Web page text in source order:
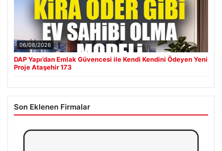
06/08/2026
DAP Yapı’dan Emlak Güvencesi ile Kendi Kendini Ödeyen Yeni
Proje Ataşehir 173
Son Eklenen Firmalar